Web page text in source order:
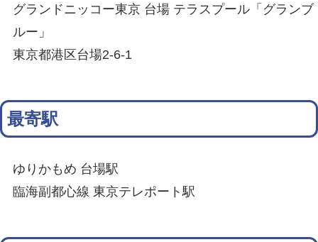
グランドニッコー東京 台場 テラスプール「グランブ
ルー」
東京都港区台場2-6-1
最寄駅
ゆりかもめ 台場駅
臨海副都心線 東京テレポート駅